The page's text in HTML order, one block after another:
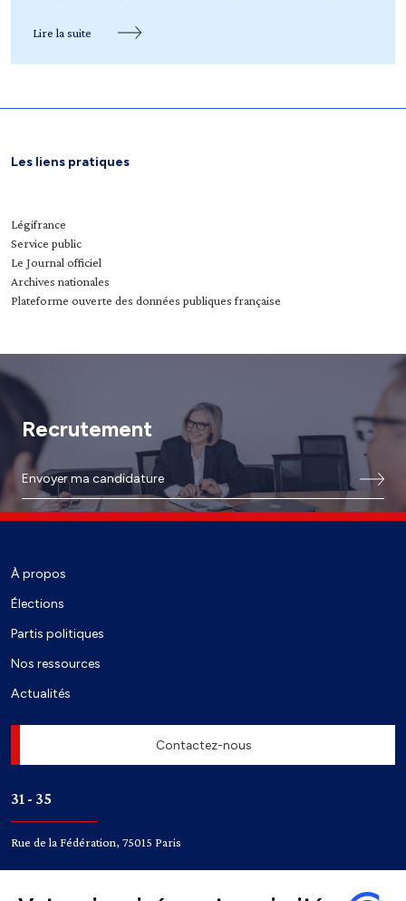
Lire la suite
Les liens pratiques
Légifrance
Service public
Le Journal officiel
Archives nationales
Plateforme ouverte des données publiques française
Recrutement
Envoyer ma candidature
À propos
Élections
Partis politiques
Nos ressources
Actualités
Contactez-nous
31 - 35
Rue de la Fédération, 75015 Paris